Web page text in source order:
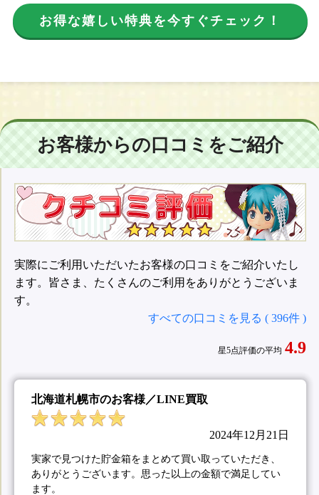
お得な嬉しい特典を今すぐチェック！
お客様からの口コミをご紹介
実際にご利用いただいたお客様の口コミをご紹介いたし
ます。皆さま、たくさんのご利用をありがとうございま
す。
すべての口コミを見る ( 396件 )
星5点評価の平均 4.9
北海道札幌市のお客様／LINE買取
2024年12月21日
実家で見つけた貯金箱をまとめて買い取っていただき、
ありがとうございます。思った以上の金額で満足してい
ます。